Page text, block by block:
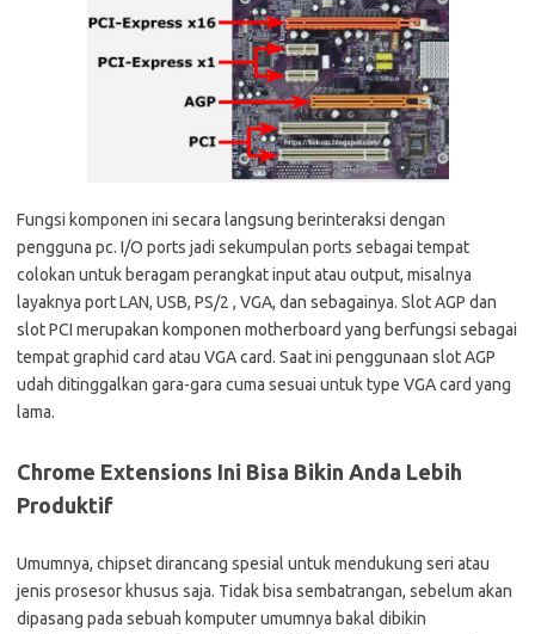
Fungsi komponen ini secara langsung berinteraksi dengan
pengguna pc. I/O ports jadi sekumpulan ports sebagai tempat
colokan untuk beragam perangkat input atau output, misalnya
layaknya port LAN, USB, PS/2 , VGA, dan sebagainya. Slot AGP dan
slot PCI merupakan komponen motherboard yang berfungsi sebagai
tempat graphid card atau VGA card. Saat ini penggunaan slot AGP
udah ditinggalkan gara-gara cuma sesuai untuk type VGA card yang
lama.
Chrome Extensions Ini Bisa Bikin Anda Lebih
Produktif
Umumnya, chipset dirancang spesial untuk mendukung seri atau
jenis prosesor khusus saja. Tidak bisa sembatrangan, sebelum akan
dipasang pada sebuah komputer umumnya bakal dibikin